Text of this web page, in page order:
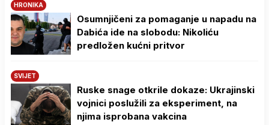
HRONIKA
Osumnjičeni za pomaganje u napadu na
Dabića ide na slobodu: Nikoliću
predložen kućni pritvor
SVIJET
Ruske snage otkrile dokaze: Ukrajinski
vojnici poslužili za eksperiment, na
njima isprobana vakcina